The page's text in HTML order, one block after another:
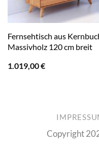
Fernsehtisch aus
Massivholz 120 cm breit
1.019,00€
Copyright